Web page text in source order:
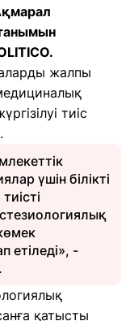
.
жалпы
тиіс
үшін білікті
етіледі», -
қатысты